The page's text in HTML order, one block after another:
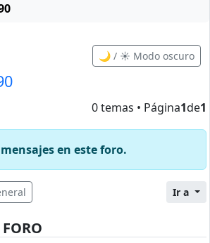
🌙 / ☀️ Modo oscuro
0 temas • Página1de1
en este foro.
Ir a